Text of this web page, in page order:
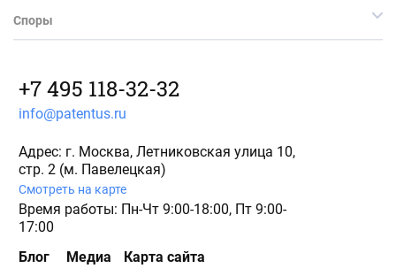
Споры
+7 495 118-32-32
info@patentus.ru
Адрес: г. Москва, Летниковская улица 10,
стр. 2 (м. Павелецкая)
Смотреть на карте
Время работы: Пн-Чт 9:00-18:00, Пт 9:00-
17:00
Блог
Медиа Карта сайта